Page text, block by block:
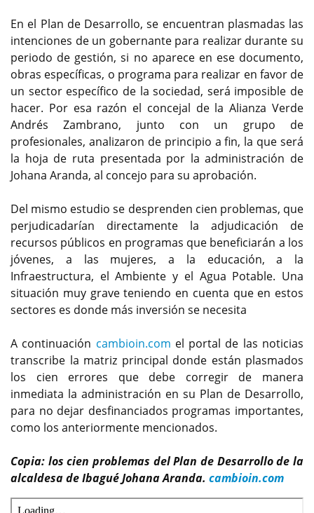
En el Plan de Desarrollo, se encuentran plasmadas las
intenciones de un gobernante para realizar durante su
periodo de gestión, si no aparece en ese documento,
obras específicas, o programa para realizar en favor de
un sector específico de la sociedad, será imposible de
hacer. Por esa razón el concejal de la Alianza Verde
Andrés Zambrano, junto con un grupo de
profesionales, analizaron de principio a fin, la que será
la hoja de ruta presentada por la administración de
Johana Aranda, al concejo para su aprobación.
Del mismo estudio se desprenden cien problemas, que
perjudicadarían directamente la adjudicación de
recursos públicos en programas que beneficiarán a los
jóvenes, a las mujeres, a la educación, a la
Infraestructura, el Ambiente y el Agua Potable. Una
situación muy grave teniendo en cuenta que en estos
sectores es donde más inversión se necesita
A continuación cambioin.com el portal de las noticias
transcribe la matriz principal donde están plasmados
los cien errores que debe corregir de manera
inmediata la administración en su Plan de Desarrollo,
para no dejar desfinanciados programas importantes,
como los anteriormente mencionados.
Copia: los cien problemas del Plan de Desarrollo de la
alcaldesa de Ibagué Johana Aranda. cambioin.com